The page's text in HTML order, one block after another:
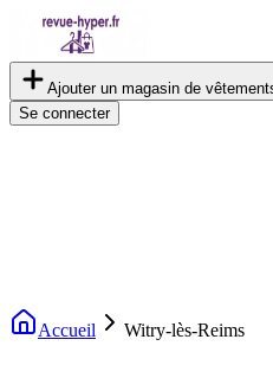
Ajouter un magasin de
Se connecter
Accueil Witry-lès-Reims